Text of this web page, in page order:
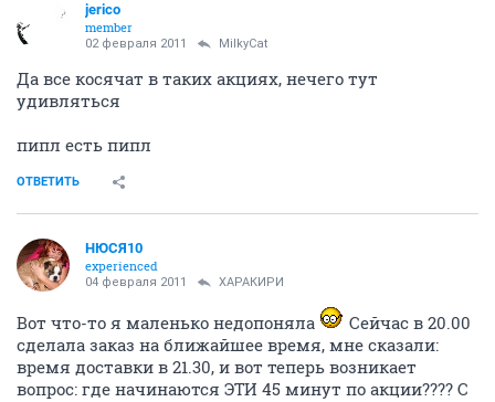
jerico
member
02 февраля 2011 MilkyCat
Да все косячат в таких акциях, нечего тут
удивляться
пипл есть пипл
ОТВЕТИТЬ
НЮСЯ10
experienced
04 февраля 2011 ХАРАКИРИ
Вот что-то я маленько недопоняла
Сейчас в 20.00
сделала заказ на ближайшее время, мне сказали:
время доставки в 21.30, и вот теперь возникает
вопрос: где начинаются ЭТИ 45 минут по акции???? С